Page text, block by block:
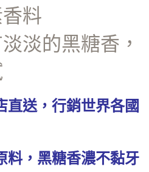
料
淡的黑糖香，
送，行銷世界各國
，黑糖香濃不黏牙